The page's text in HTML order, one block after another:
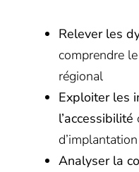
Relever les
comprendre
régional
Exploiter les
l’accessibilité
d’implantation
Analyser la